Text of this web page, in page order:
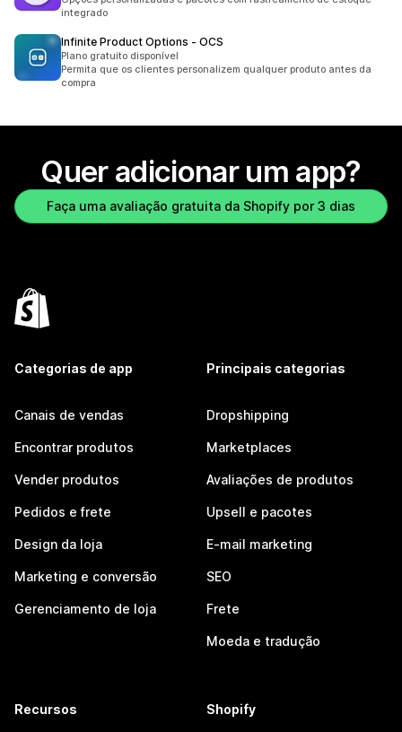
integrado
Infinite Product Options ‑ OCS
Plano gratuito disponível
Permita que os clientes personalizem qualquer produto antes da
compra
Quer adicionar um app?
Faça uma avaliação gratuita da Shopify por 3 dias
Categorias de app
Canais de vendas
Encontrar produtos
Vender produtos
Pedidos e frete
Design da loja
Marketing e conversão
Gerenciamento de loja
Principais categorias
Dropshipping
Marketplaces
Avaliações de produtos
Upsell e pacotes
E-mail marketing
SEO
Frete
Moeda e tradução
Recursos Shopify